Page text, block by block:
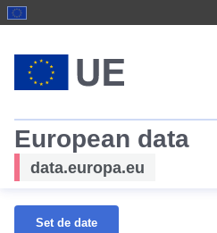
European data
data.europa.eu
Set de date